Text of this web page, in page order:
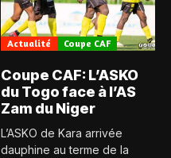
Actualité Coupe CAF
Coupe CAF: L’ASKO
du Togo face à l’AS
Zam du Niger
L’ASKO de Kara arrivée
dauphine au terme de la